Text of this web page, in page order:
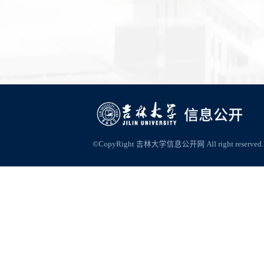
©CopyRight 吉林大学信息公开网 All right reserved.